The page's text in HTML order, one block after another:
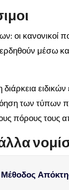
κανονικοί
μέσω
των τύπων
πόρους τους
Μέθοδος